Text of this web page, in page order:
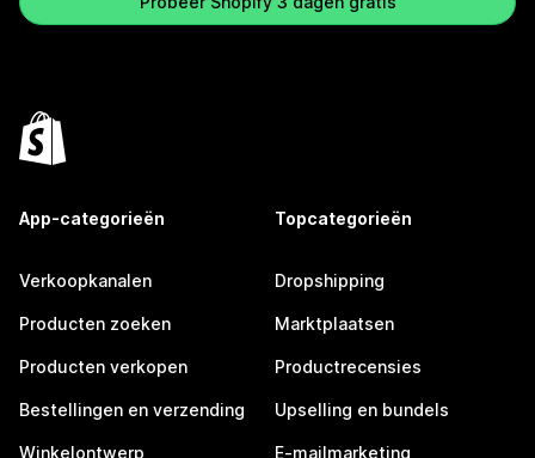
App-categorieën
Verkoopkanalen
Producten zoeken
Producten verkopen
Bestellingen en verzending
Winkelontwerp
Topcategorieën
Dropshipping
Marktplaatsen
Productrecensies
Upselling en bundels
E-mailmarketing